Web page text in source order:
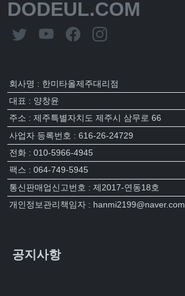
DODEUL.COM
회사명 : 한미타올제주대리점
대표 : 양창윤
주소 : 제주특별자치도 제주시 삼무로 66
사업자 등록번호 : 616-26-24729
전화 : 010-5966-4945
팩스 : 064-749-5945
통신판매업신고번호 : 제2017-연동18호
개인정보관리책임자 : hanmi2199@naver.com
공지사항